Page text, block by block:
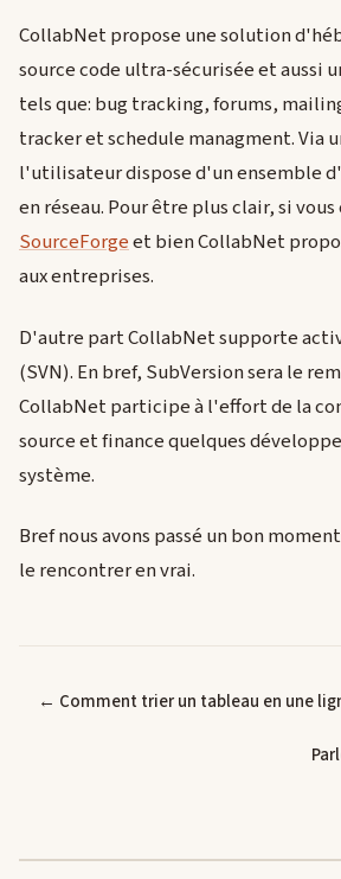
CollabNet propose une solution
source code ultra-sécurisée et aussi
tels que: bug tracking, forums,
tracker et schedule managment. Via
l'utilisateur dispose d'un ensemble
en réseau. Pour être plus clair, si vous
SourceForgeet bien CollabNet
aux entreprises.
D'autre part CollabNet supporte
(SVN). En bref, SubVersion sera le
CollabNet participe à l'effort de la
source et finance quelques
système.
Bref nous avons passé un bon
le rencontrer en vrai.
← Comment trier un tableau en une